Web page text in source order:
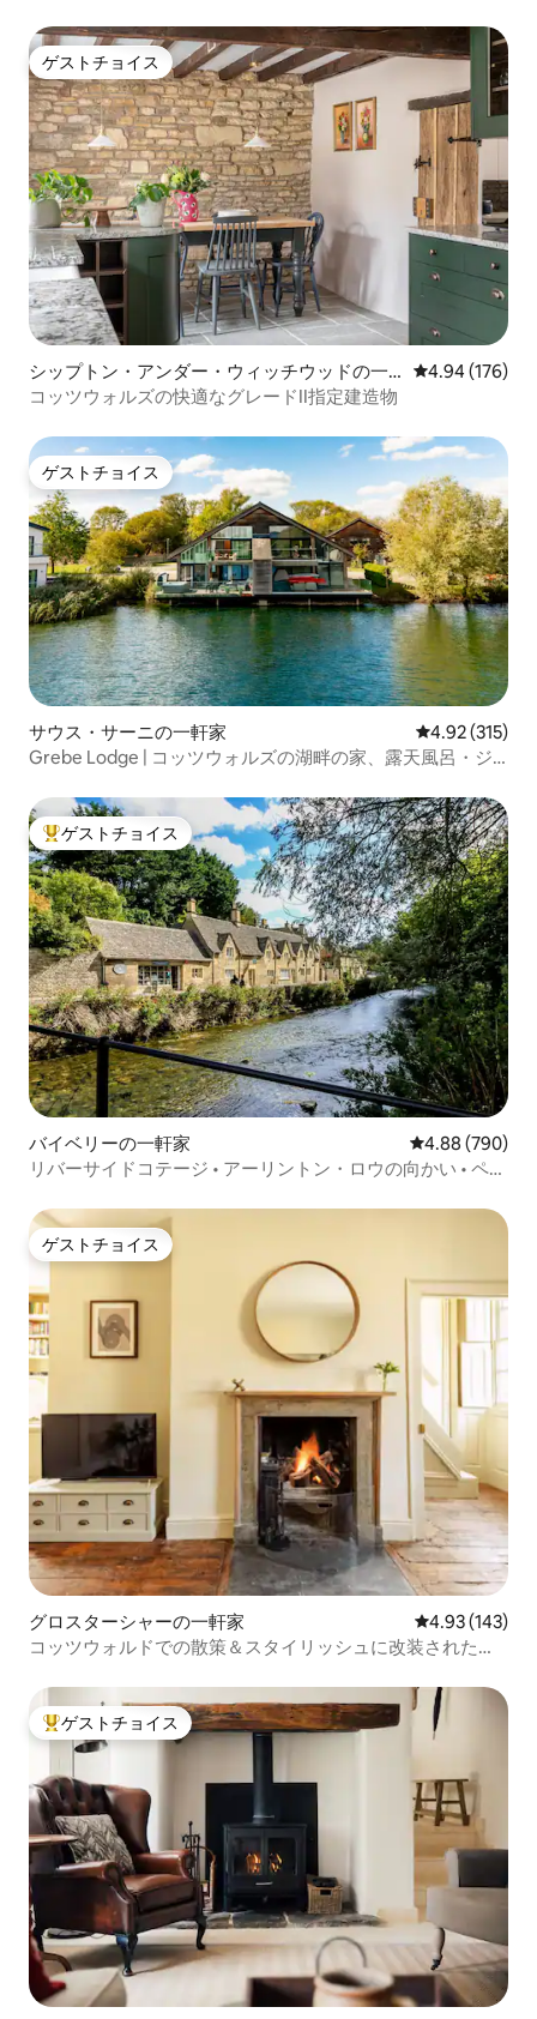
ゲストチョイス
ゲストチョイス
シップトン・アンダー・ウィッチウッドの一
軒家
レビュー176
4.94 (176)
コッツウォルズの快適なグレードII指定建造物
ゲストチョイス
ゲストチョイス
サウス・サーニの一軒家 レビュー315
4.92 (315)
Grebe Lodge | コッツウォルズの湖畔の家、露天風呂・ジ
大好評のゲストチョイスです。
ゲストチョイス
バイベリーの一軒家 レビュー790
4.88 (790)
リバーサイドコテージ • アーリントン・ロウの向かい • ペッ
ゲストチョイス
ゲストチョイス
グロスターシャーの一軒家 レビュー143
4.93 (143)
コッツウォルドでの散策＆スタイリッシュに改装されたロ
大好評のゲストチョイスです。
ゲストチョイス